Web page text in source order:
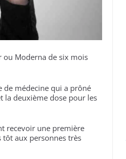
ou Moderna de six mois
de médecine qui a prôné
la deuxième dose pour les
recevoir une première
tôt aux personnes très